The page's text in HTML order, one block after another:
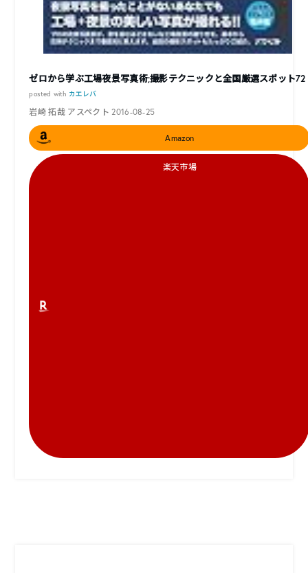
ゼロから学ぶ工場夜景写真術;撮影テクニックと全国厳選スポット72
posted with カエレバ
岩崎 拓哉 アスペクト 2016-08-25
Amazon
楽天市場